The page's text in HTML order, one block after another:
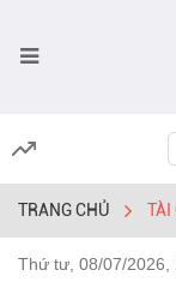
TRANG CHỦ TÀI
Thứ tư, 08/07/2026,